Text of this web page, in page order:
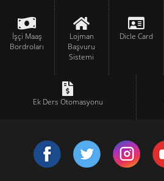
İşçi Maaş
Bordroları
Lojman
Başvuru
Sistemi
Dicle Card
Ek Ders Otomasyonu